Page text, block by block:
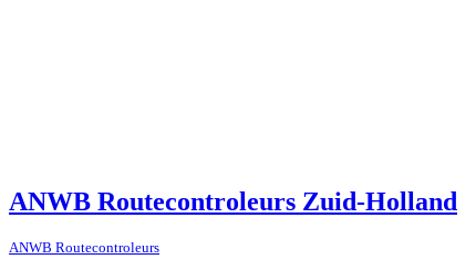
ANWB Routecontroleurs Zuid-Holland
ANWB Routecontroleurs